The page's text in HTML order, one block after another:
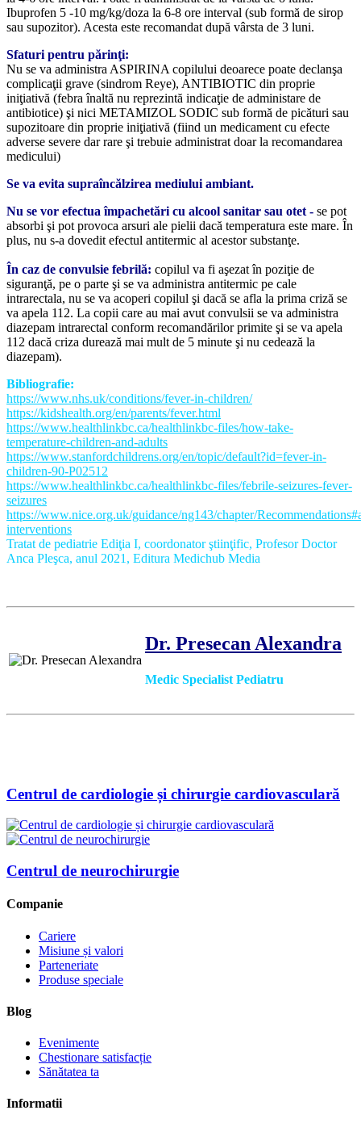
Ibuprofen 5 -10 mg/kg/doza la 6-8 ore interval (sub formă de sirop
sau supozitor). Acesta este recomandat după vârsta de 3 luni.
Sfaturi pentru părinţi:
Nu se va administra ASPIRINA copilului deoarece poate declanşa
complicaţii grave (sindrom Reye), ANTIBIOTIC din proprie
iniţiativă (febra înaltă nu reprezintă indicaţie de administare de
antibiotice) şi nici METAMIZOL SODIC sub formă de picături sau
supozitoare din proprie iniţiativă (fiind un medicament cu efecte
adverse severe dar rare şi trebuie administrat doar la recomandarea
medicului)
Se va evita supraîncălzirea mediului ambiant.
Nu se vor efectua împachetări cu alcool sanitar sau otet - se pot
absorbi şi pot provoca arsuri ale pielii dacă temperatura este mare. În
plus, nu s-a dovedit efectul antitermic al acestor substanţe.
În caz de convulsie febrilă: copilul va fi aşezat în poziţie de
siguranţă, pe o parte şi se va administra antitermic pe cale
intrarectala, nu se va acoperi copilul şi dacă se afla la prima criză se
va apela 112. La copii care au mai avut convulsii se va administra
diazepam intrarectal conform recomandărilor primite şi se va apela
112 dacă criza durează mai mult de 5 minute şi nu cedează la
diazepam).
Bibliografie:
https://www.nhs.uk/conditions/fever-in-children/
https://kidshealth.org/en/parents/fever.html
https://www.healthlinkbc.ca/healthlinkbc-files/how-take-
temperature-children-and-adults
https://www.stanfordchildrens.org/en/topic/default?id=fever-in-
children-90-P02512
https://www.healthlinkbc.ca/healthlinkbc-files/febrile-seizures-fever-
seizures
https://www.nice.org.uk/guidance/ng143/chapter/
interventions
Tratat de pediatrie Ediţia I, coordonator ştiinţific, Profesor Doctor
Anca Pleşca, anul 2021, Editura Medichub Media
Dr. Presecan Alexandra
Medic Specialist Pediatru
Centrul de cardiologie și chirurgie cardiovasculară
Centrul de neurochirurgie
Companie
Cariere
Misiune și valori
Parteneriate
Produse speciale
Blog
Evenimente
Chestionare satisfacție
Sănătatea ta
Informatii